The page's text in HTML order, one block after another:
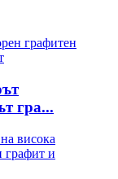
гра...